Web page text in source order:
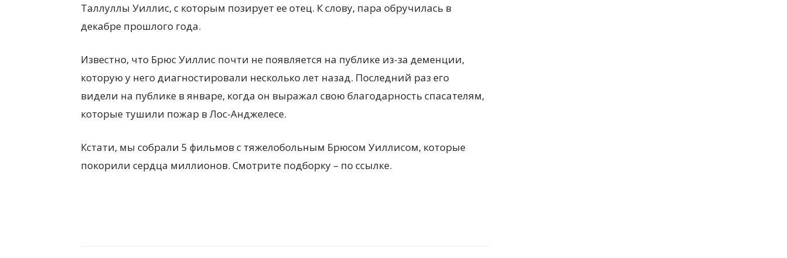
Таллуллы Уиллис, с которым позирует ее отец. К слову, пара обручилась в
декабре прошлого года.
Известно, что Брюс Уиллис почти не появляется на публике из-за деменции,
которую у него диагностировали несколько лет назад. Последний раз его
видели на публике в январе, когда он выражал свою благодарность спасателям,
которые тушили пожар в Лос-Анджелесе.
Кстати, мы собрали 5 фильмов с тяжелобольным Брюсом Уиллисом, которые
покорили сердца миллионов. Смотрите подборку – по ссылке.